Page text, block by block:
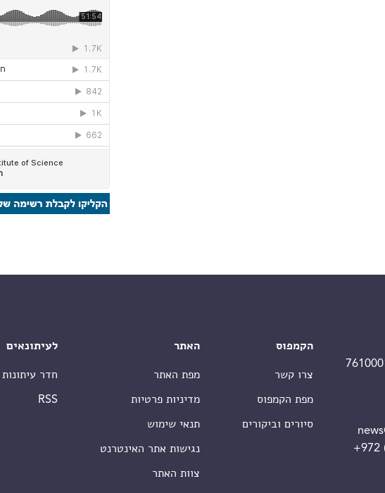
+972
הקמפוס
צרו קשר
מפת הקמפוס
סיורים וביקורים
האתר
מפת האתר
מדיניות פרטיות
תנאי שימוש
נגישות אתר האינטרנט
צוות האתר
לעיתונאים
חדר עיתונות
RSS